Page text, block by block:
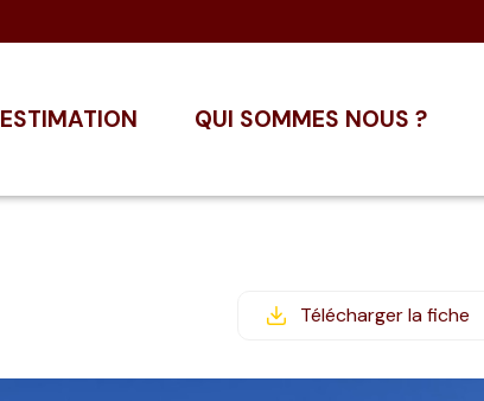
ESTIMATION QUI SOMMES NOUS ?
Télécharger la fiche